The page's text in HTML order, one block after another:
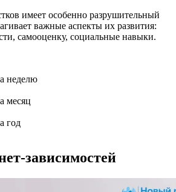
имеет особенно разрушительный
важные аспекты их развития:
самооценку, социальные навыки.
неделю
месяц
год
зависимостей